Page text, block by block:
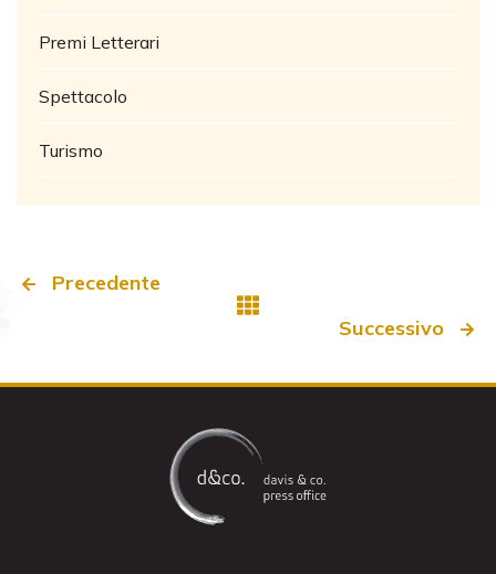
Premi Letterari
Spettacolo
Turismo
Precedente
Successivo